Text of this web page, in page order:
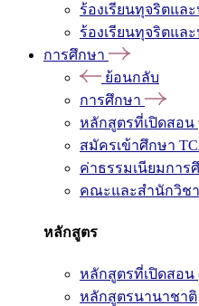
ร้องเรียนทุจริตแล
ร้องเรียนทุจริตแล
การศึกษา
ย้อนกลับ
การศึกษา
หลักสูตรที่เปิดสอน
สมัครเข้าศึกษา
ค่าธรรมเนียมการ
คณะและสำนักวิชา
หลักสูตร
หลักสูตรที่เปิดสอน
หลักสูตรนานาชาติ